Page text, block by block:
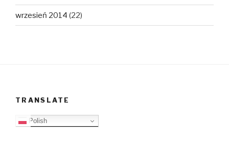
wrzesień 2014 (22)
TRANSLATE
Polish